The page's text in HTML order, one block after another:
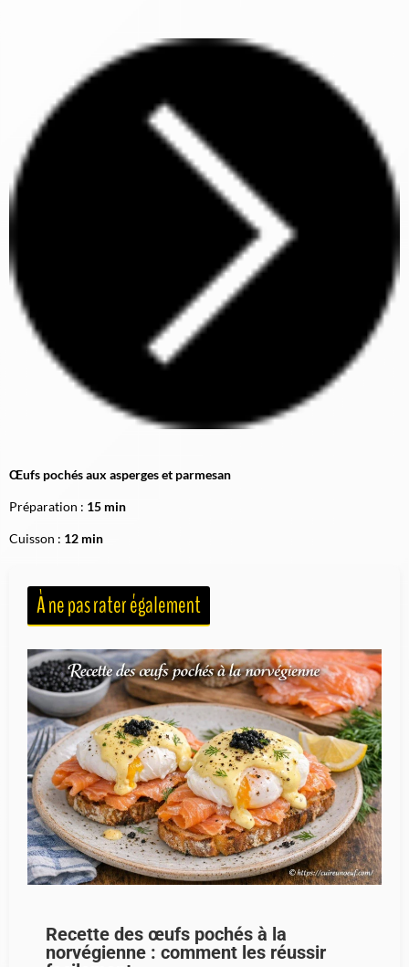
Œufs pochés aux asperges et parmesan
Préparation : 15 min
Cuisson : 12 min
À ne pas rater également
Recette des œufs pochés à la
norvégienne : comment les réussir